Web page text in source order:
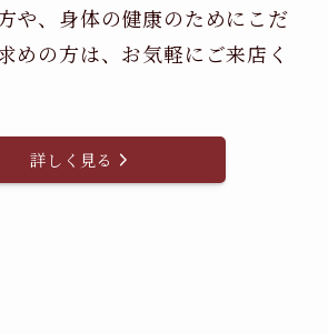
や、身体の健康のためにこだ
めの方は、お気軽にご来店く
詳しく見る